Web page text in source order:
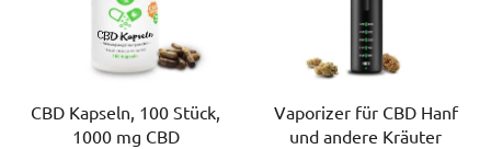
CBD Kapseln, 100 Stück,
1000 mg CBD
Vaporizer für CBD Hanf
und andere Kräuter